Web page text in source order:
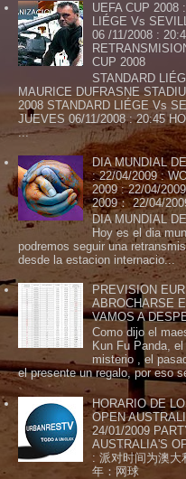
UEFA CUP 2008
LIÉGE Vs
06 /11/2008 :
CUP 2008
STANDARD
MAURICE DUFRASNE
2008 STANDARD LIÉGE Vs
JUEVES 06/11/2008 : 20:45
...
DIA MUNDIAL
: 22/04/2009 :
2009 : 22/04/
2009： 22/04/
DIA MUNDIAL
Hoy es el dia
podremos seguir una
desde la estacion internacio...
PREVISION
ABROCHARSE
VAMOS A
Como dijo el
Kun Fu Panda,
misterio , el
el presente un regalo, por eso
HORARIO DE
OPEN
24/01/2009
AUSTRALIA'S
: 派对时间为澳大
年：网球